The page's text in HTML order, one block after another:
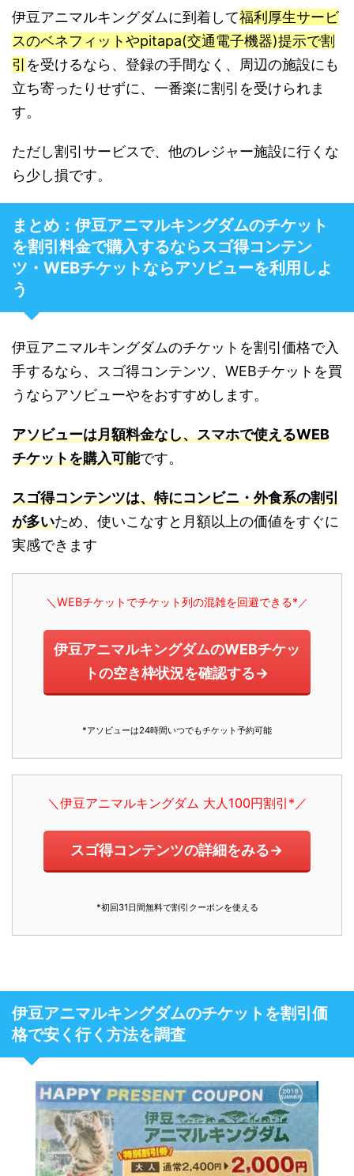
伊豆アニマルキングダムに到着して福利厚生サービ
スのベネフィットやpitapa(交通電子機器)提示で割
引 を受けるなら、登録の手間なく、周辺の施設にも
立ち寄ったりせずに、一番楽に割引を受けられま
す。
ただし割引サービスで、他のレジャー施設に行くな
ら少し損です。
まとめ：伊豆アニマルキングダムのチケット
を割引料金で購入するならスゴ得コンテン
ツ・WEBチケットならアソビューを利用しよ
う
伊豆アニマルキングダムのチケットを割引価格で入
手するなら、スゴ得コンテンツ、WEBチケットを買
うならアソビューやをおすすめします。
アソビューは月額料金なし、スマホで使えるWEB
チケットを購入可能です。
スゴ得コンテンツは、特にコンビニ・外食系の割引
が多いため、使いこなすと月額以上の価値をすぐに
実感できます
＼WEBチケットでチケット列の混雑を回避できる*／
伊豆アニマルキングダムのWEBチケッ
トの空き枠状況を確認する→
*アソビューは24時間いつでもチケット予約可能
＼伊豆アニマルキングダム 大人100円割引*／
スゴ得コンテンツの詳細をみる→
*初回31日間無料で割引クーポンを使える
伊豆アニマルキングダムのチケットを割引価
格で安く行く方法を調査